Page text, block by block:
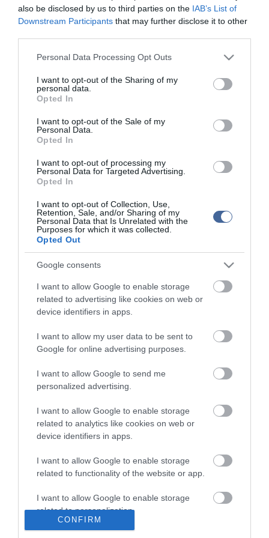
also be disclosed by us to third parties on the IAB’s List of
Downstream Participants that may further disclose it to other
Please note that this website/app uses one or more Google
not limited to your visit or usage behaviour. You may click to
grant or deny consent to Google and its third-party tags to
use your data for below specified purposes in below Google
consent section.
Personal Data Processing Opt Outs
I want to opt-out of the Sharing of my
personal data.
Opted In
I want to opt-out of the Sale of my
Personal Data.
Opted In
I want to opt-out of processing my
Personal Data for Targeted Advertising.
Opted In
I want to opt-out of Collection, Use,
Retention, Sale, and/or Sharing of my
Personal Data that Is Unrelated with the
Purposes for which it was collected.
Opted Out
Google consents
I want to allow Google to enable storage
related to advertising like cookies on web or
device identifiers in apps.
I want to allow my user data to be sent to
Google for online advertising purposes.
I want to allow Google to send me
personalized advertising.
I want to allow Google to enable storage
related to analytics like cookies on web or
device identifiers in apps.
I want to allow Google to enable storage
related to functionality of the website or app.
I want to allow Google to enable storage
related to personalization.
CONFIRM
Nem is olyan egészséges a népszerű banán?
Tanár Úr gyere, mindjárt lesz Lillád!
AZ IGAZSÁG SOHA NEM KÉSŐ
Porvihar
2022.03.29 16:06
Portál szoftver és szerkesztőségi CMS, DMS rendszer:© PortalWare, 2017
Magnum IT Kft.
nyiltakozat
• Fórum Írj Nekünk! Olvasói és moderálási alapelvek
Partnerek• ma.hu RSS csatornái